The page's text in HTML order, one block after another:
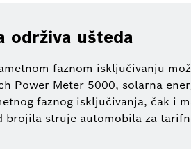
održiva ušteda
faznom isključivanju
Power Meter 5000, solarna
faznog isključivanja, čak i
brojila struje automobila za